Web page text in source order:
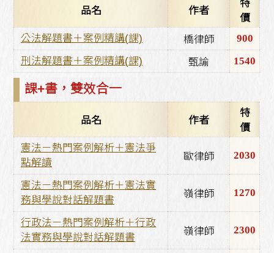
品名 作者
特
價
公法解題書＋案例精講(課)
橋律師
900
刑法解題書＋案例精講(課)
甄諭 1540
課+書，雙效合一
品名 作者
特
價
憲法－熱門案例解析＋憲法爭
點解讀
歐律師 2030
憲法－熱門案例解析＋憲法實
務與學說對話解題書
嶺律師 1270
行政法－熱門案例解析＋行政
法實務與學說對話解題書
嶺律師 2300